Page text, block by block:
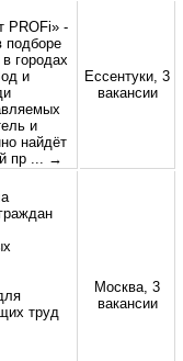
PROFi» -
подборе
городах
и
и
найдёт
пр
... →
Ессентуки, 3
вакансии
труд
Москва, 3
вакансии